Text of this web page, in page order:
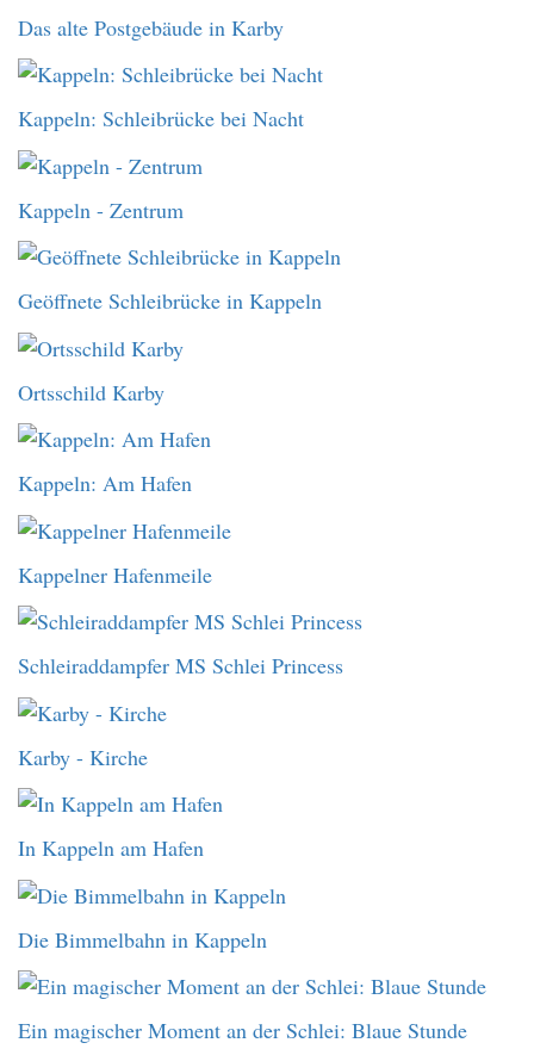
Das alte Postgebäude in Karby
Kappeln: Schleibrücke bei Nacht
Kappeln - Zentrum
Geöffnete Schleibrücke in Kappeln
Ortsschild Karby
Kappeln: Am Hafen
Kappelner Hafenmeile
Schleiraddampfer MS Schlei Princess
Karby - Kirche
In Kappeln am Hafen
Die Bimmelbahn in Kappeln
Ein magischer Moment an der Schlei: Blaue Stunde